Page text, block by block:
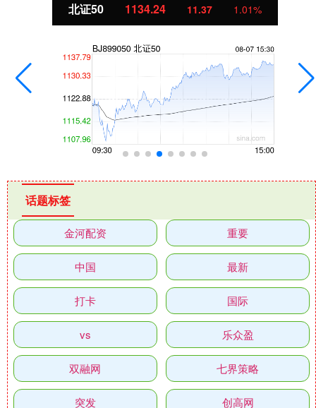
北证50 1134.24 11.37 1.01%
话题标签
金河配资 重要
中国 最新
打卡 国际
vs 乐众盈
双融网 七界策略
突发 创高网